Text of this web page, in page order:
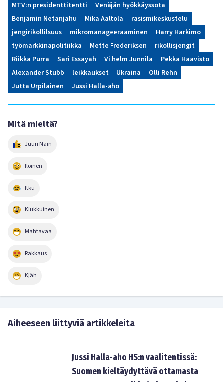
MTV:n presidenttitentti
Venäjän hyökkäyssota
Benjamin Netanjahu
Mika Aaltola
rasismikeskustelu
jengirikollilsuus
mikromanageeraaminen
Harry Harkimo
työmarkkinapolitiikka
Mette Frederiksen
rikollisjengit
Riikka Purra
Sari Essayah Vilhelm Junnila
Pekka Haavisto
Alexander Stubb
leikkaukset Ukraina
Olli Rehn
Jutta Urpilainen
Jussi Halla-aho
Mitä mieltä?
Juuri Näin
Iloinen
Itku
Kiukkuinen
Mahtavaa
Rakkaus
Kjäh
Aiheeseen liittyviä artikkeleita
Jussi Halla-aho HS:n vaalitentissä:
Suomen kieltäydyttävä ottamasta